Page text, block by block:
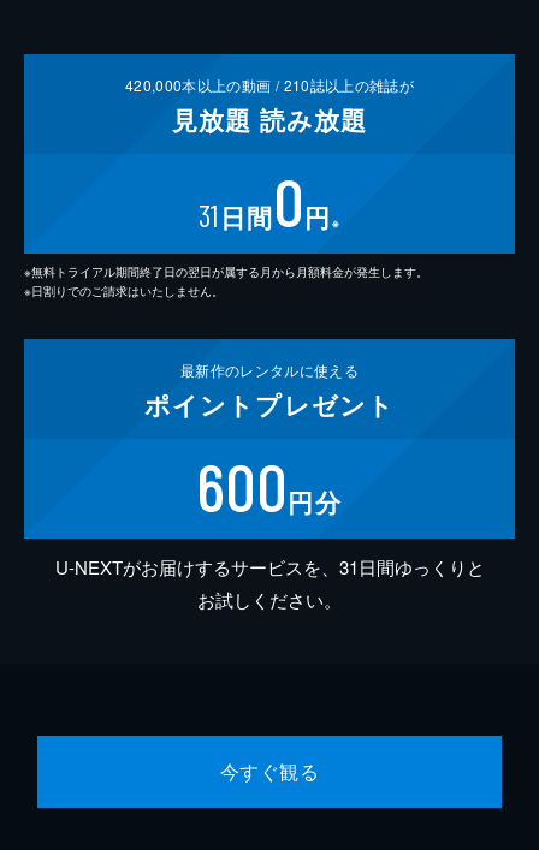
420,000本以上の動画 /210誌以上の雑誌が
見放題 読み放題
31 日間0円 ※
※無料トライアル期間終了日の翌日が属する月から月額料金が発生します。
※日割りでのご請求はいたしません。
最新作のレンタルに使える
ポイント プレゼント
600円分
U-NEXTがお届けするサービスを、31日間ゆっくりと
お試しください。
今すぐ観る